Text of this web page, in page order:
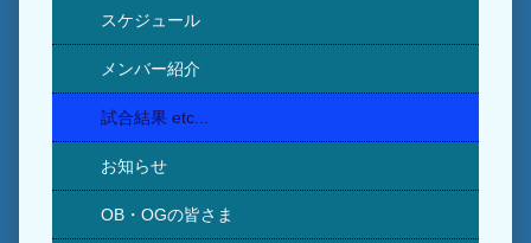
スケジュール
メンバー紹介
試合結果 etc...
お知らせ
OB・OGの皆さま